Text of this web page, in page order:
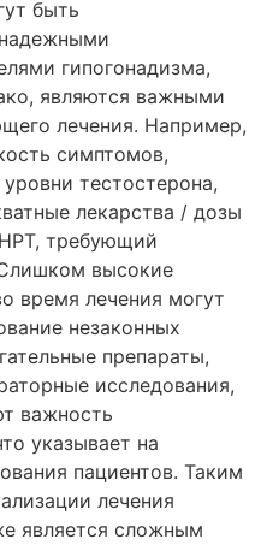
быть
гипогонадизма,
являются важными
лечения. Например,
симптомов,
тестостерона,
лекарства / дозы
требующий
высокие
время лечения могут
незаконных
препараты,
исследования,
важность
указывает на
пациентов. Таким
лечения
является сложным